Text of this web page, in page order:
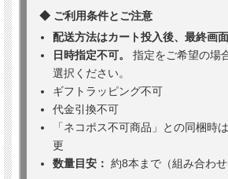
◆ ご利用条件とご注意
配送方法はカート投入後、最終画
日時指定不可。
指定をご希望の場
選択ください。
ギフトラッピング不可
代金引換不可
「ネコポス不可商品」との同梱時
更
数量目安： 約8本まで（組み合わせ